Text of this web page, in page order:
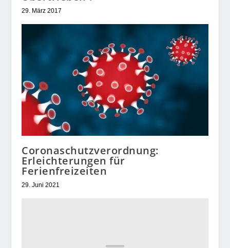
29. März 2017
Coronaschutzverordnung:
Erleichterungen für
Ferienfreizeiten
29. Juni 2021